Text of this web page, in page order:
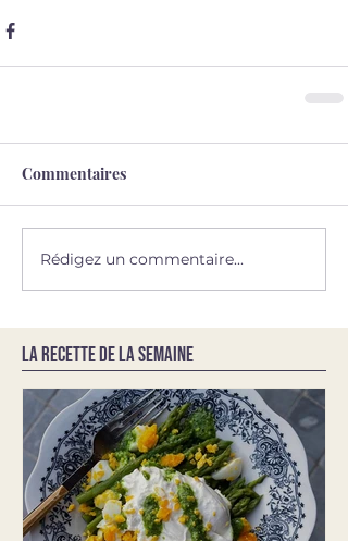
Commentaires
Rédigez un commentaire...
LA RECETTE DE LA SEMAINE